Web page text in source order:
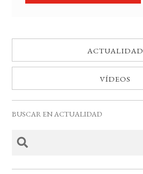
ACTUALIDAD
VÍDEOS
BUSCAR EN ACTUALIDAD